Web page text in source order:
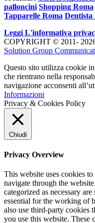
palloncini Shopping Roma
Tapparelle Roma
Leggi L'informativa
COPYRIGHT © 2011-
Solution Group
Questo sito utilizza cookie
che rientrano nella
navigazione acconsenti
Informazioni
Privacy & Cookies Policy
Chiudi
Privacy Overview
This website uses cookies
navigate through the
categorized as necessary
essential for the working of
also use third-party cookies
you use this website.